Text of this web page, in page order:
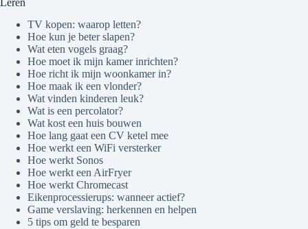
TV kopen: waarop letten?
Hoe kun je beter slapen?
Wat eten vogels graag?
Hoe moet ik mijn kamer inrichten?
Hoe richt ik mijn woonkamer in?
Hoe maak ik een vlonder?
Wat vinden kinderen leuk?
Wat is een percolator?
Wat kost een huis bouwen
Hoe lang gaat een CV ketel mee
Hoe werkt een WiFi versterker
Hoe werkt Sonos
Hoe werkt een AirFryer
Hoe werkt Chromecast
Eikenprocessierups: wanneer actief?
Game verslaving: herkennen en helpen
5 tips om geld te besparen